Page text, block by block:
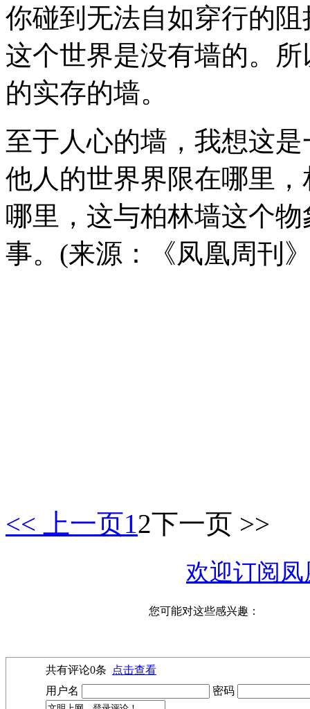
你碰到无法自如穿行的
这个世界是没有墙的。
的实存的墙。
至于人心的墙，我想这
他人的世界界限在哪里
哪里，这与柏林墙这个
事。(来源：《凤凰周刊
<< 上一页12下一页 >>
欢迎订阅
您可能对这些感兴趣：
共有评论0条
点击查看
用户名
密码